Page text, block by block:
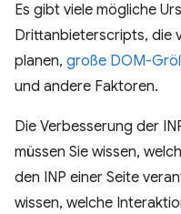
Es gibt viele mögliche
Drittanbieterscripts, die
planen, große DOM-
und andere Faktoren.
Die Verbesserung der
müssen Sie wissen,
den INP einer Seite
wissen, welche